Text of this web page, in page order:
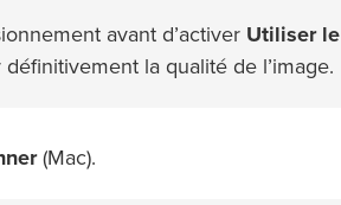
avant d’activer Utiliser le
la qualité de l’image.
(Mac).